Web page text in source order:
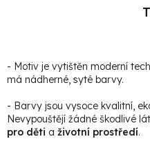
- Motiv je vytištěn moderní
má nádherné, syté barvy.
- Barvy jsou vysoce kvalitní,
Nevypouštějí žádné škodlivé
pro děti a životní prostředí.